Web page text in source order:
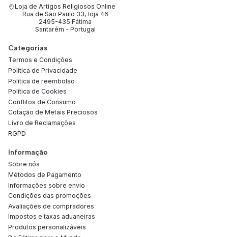
Loja de Artigos Religiosos Online
Rua de São Paulo 33, loja 46
2495-435 Fátima
Santarém - Portugal
Categorias
Termos e Condições
Política de Privacidade
Política de reembolso
Política de Cookies
Conflitos de Consumo
Cotação de Metais Preciosos
Livro de Reclamações
RGPD
Informação
Sobre nós
Métodos de Pagamento
Informações sobre envio
Condições das promoções
Avaliações de compradores
Impostos e taxas aduaneiras
Produtos personalizáveis